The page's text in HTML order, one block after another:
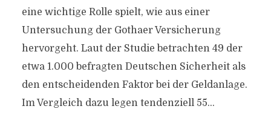
eine wichtige Rolle spielt, wie aus einer
Untersuchung der Gothaer Versicherung
hervorgeht. Laut der Studie betrachten 49 der
etwa 1.000 befragten Deutschen Sicherheit als
den entscheidenden Faktor bei der Geldanlage.
Im Vergleich dazu legen tendenziell 55...